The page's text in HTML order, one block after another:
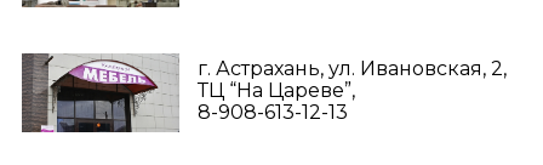
г. Астрахань, ул. Ивановская, 2,
ТЦ “На Цареве”,
8-908-613-12-13